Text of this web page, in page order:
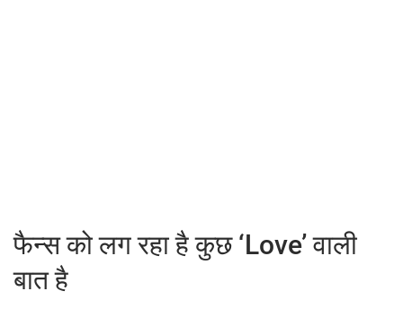
फैन्स को लग रहा है कुछ ‘Love’ वाली
बात है